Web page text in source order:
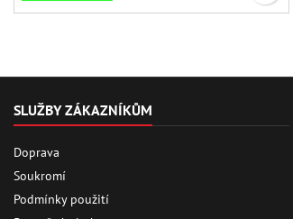
SLUŽBY ZÁKAZNÍKŮM
Doprava
Soukromí
Podmínky použití